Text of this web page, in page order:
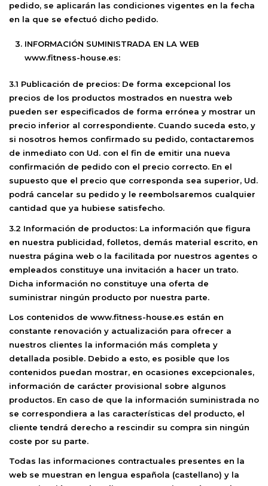
pedido, se aplicarán las condiciones vigentes en la fecha
en la que se efectuó dicho pedido.
INFORMACIÓN SUMINISTRADA EN LA WEB
www.fitness-house.es:
3.1 Publicación de precios: De forma excepcional los
precios de los productos mostrados en nuestra web
pueden ser especificados de forma errónea y mostrar un
precio inferior al correspondiente. Cuando suceda esto, y
si nosotros hemos confirmado su pedido, contactaremos
de inmediato con Ud. con el fin de emitir una nueva
confirmación de pedido con el precio correcto. En el
supuesto que el precio que corresponda sea superior, Ud.
podrá cancelar su pedido y le reembolsaremos cualquier
cantidad que ya hubiese satisfecho.
3.2 Información de productos: La información que figura
en nuestra publicidad, folletos, demás material escrito, en
nuestra página web o la facilitada por nuestros agentes o
empleados constituye una invitación a hacer un trato.
Dicha información no constituye una oferta de
suministrar ningún producto por nuestra parte.
Los contenidos de www.fitness-house.es están en
constante renovación y actualización para ofrecer a
nuestros clientes la información más completa y
detallada posible. Debido a esto, es posible que los
contenidos puedan mostrar, en ocasiones excepcionales,
información de carácter provisional sobre algunos
productos. En caso de que la información suministrada no
se correspondiera a las características del producto, el
cliente tendrá derecho a rescindir su compra sin ningún
coste por su parte.
Todas las informaciones contractuales presentes en la
web se muestran en lengua española (castellano) y la